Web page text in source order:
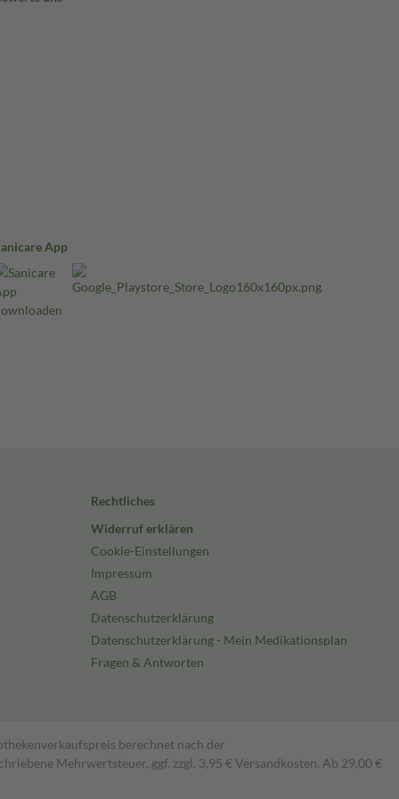
App
Rechtliches
Widerruf erklären
Cookie-Einstellungen
Impressum
AGB
Datenschutzerklärung
Datenschutzerklärung - Mein Medikationsplan
Fragen & Antworten
berechnet nach der
Mehrwertsteuer, ggf. zzgl. 3,95 € Versandkosten. Ab 29,00 €